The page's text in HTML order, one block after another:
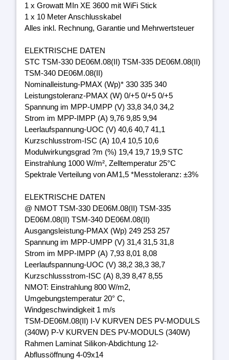
1 x Growatt MIn XE 3600 mit WiFi Stick
1 x 10 Meter Anschlusskabel
Alles inkl. Rechnung, Garantie und Mehrwertsteuer
ELEKTRISCHE DATEN
STC TSM-330 DE06M.08(II) TSM-335 DE06M.08(II)
TSM-340 DE06M.08(II)
Nominalleistung-PMAX (Wp)* 330 335 340
Leistungstoleranz-PMAX (W) 0/+5 0/+5 0/+5
Spannung im MPP-UMPP (V) 33,8 34,0 34,2
Strom im MPP-IMPP (A) 9,76 9,85 9,94
Leerlaufspannung-UOC (V) 40,6 40,7 41,1
Kurzschlusstrom-ISC (A) 10,4 10,5 10,6
Modulwirkungsgrad ?m (%) 19,4 19,7 19,9 STC
Einstrahlung 1000 W/m², Zelltemperatur 25°C
Spektrale Verteilung von AM1,5 *Messtoleranz: ±3%
ELEKTRISCHE DATEN
@ NMOT TSM-330 DE06M.08(II) TSM-335
DE06M.08(II) TSM-340 DE06M.08(II)
Ausgangsleistung-PMAX (Wp) 249 253 257
Spannung im MPP-UMPP (V) 31,4 31,5 31,8
Strom im MPP-IMPP (A) 7,93 8,01 8,08
Leerlaufspannung-UOC (V) 38,2 38,3 38,7
Kurzschlussstrom-ISC (A) 8,39 8,47 8,55
NMOT: Einstrahlung 800 W/m2,
Umgebungstemperatur 20° C,
Windgeschwindigkeit 1 m/s
TSM-DE06M.08(II) I-V KURVEN DES PV-MODULS
(340W) P-V KURVEN DES PV-MODULS (340W)
Rahmen Laminat Silikon-Abdichtung 12-
Abflussöffnung 4-09x14